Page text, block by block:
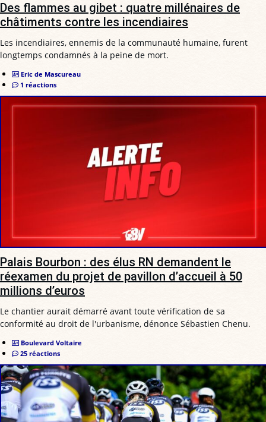
Des flammes au gibet : quatre millénaires de
châtiments contre les incendiaires
Les incendiaires, ennemis de la communauté humaine, furent
longtemps condamnés à la peine de mort.
Eric de Mascureau
1 réactions
Palais Bourbon : des élus RN demandent le
réexamen du projet de pavillon d’accueil à 50
millions d’euros
Le chantier aurait démarré avant toute vérification de sa
conformité au droit de l'urbanisme, dénonce Sébastien Chenu.
Boulevard Voltaire
25 réactions